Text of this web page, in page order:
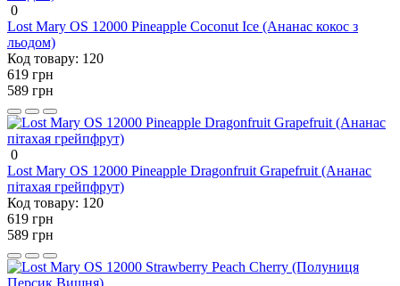
0
Lost Mary OS 12000 Pineapple Coconut Ice (Ананас кокос з
льодом)
Код товару: 120
619 грн
589 грн
0
Lost Mary OS 12000 Pineapple Dragonfruit Grapefruit (Ананас
пітахая грейпфрут)
Код товару: 120
619 грн
589 грн